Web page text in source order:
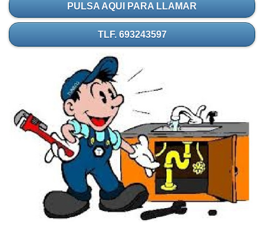
PULSA AQUI PARA LLAMAR
TLF. 693243597